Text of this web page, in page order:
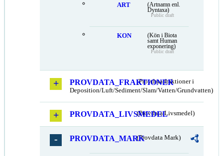
ART
(Artnamn enl.
Dyntaxa)
Public draft
KON
(Kön i Biota
samt Human
exponering)
Public draft
PROVDATA_FRAKTIONER
(Provdata fraktioner i
Deposition/Luft/Sediment/Slam/Vatten/Grundvatten)
PROVDATA_LIVSMEDEL
(Provdata Livsmedel)
PROVDATA_MARK(Provdata Mark)